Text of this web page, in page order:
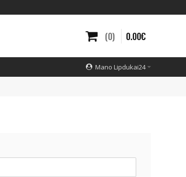
0 0.00€
Mano Lipdukai24